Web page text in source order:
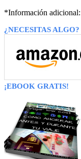
*Información adicional:
¿NECESITAS ALGO?
¡EBOOK GRATIS!